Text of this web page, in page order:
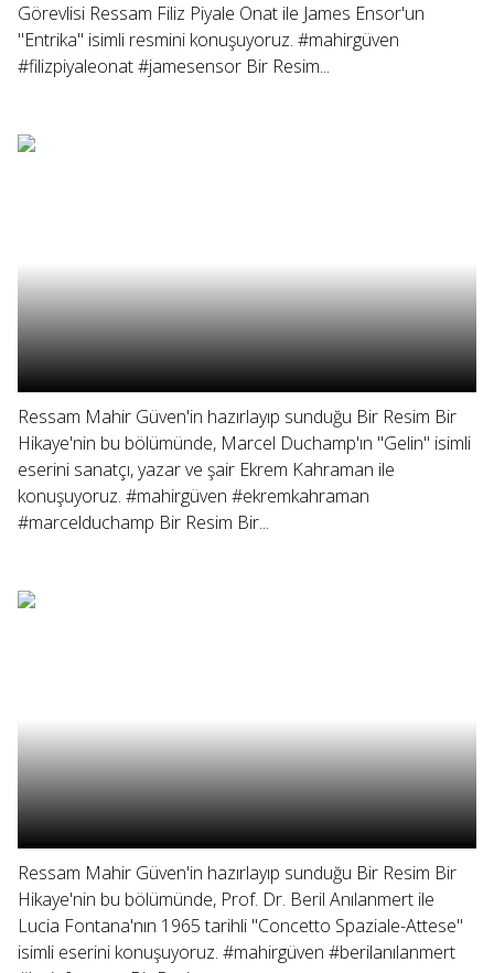
Görevlisi Ressam Filiz Piyale Onat ile James Ensor'un
"Entrika" isimli resmini konuşuyoruz. #mahirgüven
#filizpiyaleonat #jamesensor Bir Resim...
Ressam Mahir Güven'in hazırlayıp sunduğu Bir Resim Bir
Hikaye'nin bu bölümünde, Marcel Duchamp'ın "Gelin" isimli
eserini sanatçı, yazar ve şair Ekrem Kahraman ile
konuşuyoruz. #mahirgüven #ekremkahraman
#marcelduchamp Bir Resim Bir...
Ressam Mahir Güven'in hazırlayıp sunduğu Bir Resim Bir
Hikaye'nin bu bölümünde, Prof. Dr. Beril Anılanmert ile
Lucia Fontana'nın 1965 tarihli "Concetto Spaziale-Attese"
isimli eserini konuşuyoruz. #mahirgüven #berilanılanmert